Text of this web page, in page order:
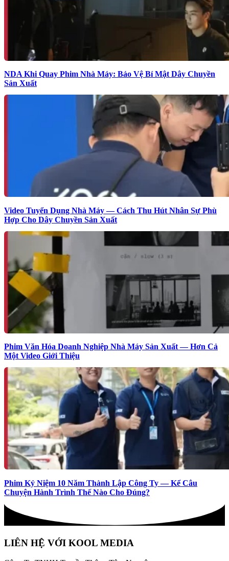
NDA Khi Quay Phim Nhà Máy: Bảo Vệ Bí Mật Dây Chuyền
Sản Xuất
Video Tuyển Dụng Nhà Máy — Cách Thu Hút Nhân Sự Phù
Hợp Cho Dây Chuyền Sản Xuất
Phim Văn Hóa Doanh Nghiệp Nhà Máy Sản Xuất — Hơn Cả
Một Video Giới Thiệu
Phim Kỷ Niệm 10 Năm Thành Lập Công Ty — Kể Câu
Chuyện Hành Trình Thế Nào Cho Đúng?
LIÊN HỆ VỚI KOOL MEDIA